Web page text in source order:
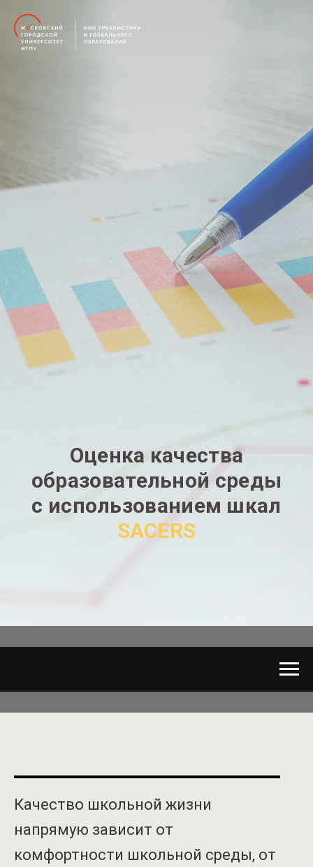
Оценка качества
образовательной среды
с использованием шкал
SACERS
Качество школьной жизни
напрямую зависит от
комфортности школьной среды, от